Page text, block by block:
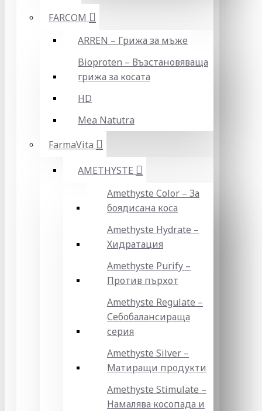
FARCOM
ARREN – Грижа за мъже
Bioproten – Възстановяваща
грижа за косата
HD
Mea Natutra
FarmaVita
AMETHYSTE
Amethyste Color – За
боядисана коса
Amethyste Hydrate –
Хидратация
Amethyste Purify –
Против пърхот
Amethyste Regulate –
Себобалансираща
серия
Amethyste Silver –
Матиращи продукти
Amethyste Stimulate –
Намалява косопада и